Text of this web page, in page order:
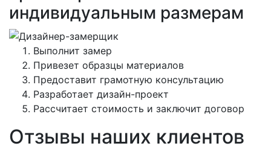
индивидуальным размерам
Выполнит замер
Привезет образцы материалов
Предоставит грамотную консультацию
Разработает дизайн-проект
Рассчитает стоимость и заключит договор
Отзывы наших клиентов